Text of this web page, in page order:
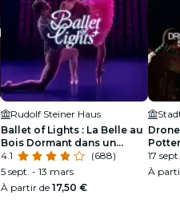
Rudolf Steiner Haus
Ballet of Lights : La Belle au
Bois Dormant dans un
spectacle étincelant
4.1
(688)
5 sept. - 13 mars
À partir de 17,50 €
17 sept.
À